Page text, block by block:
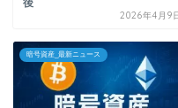
後
2026年4月9
暗号資産_最新ニュース